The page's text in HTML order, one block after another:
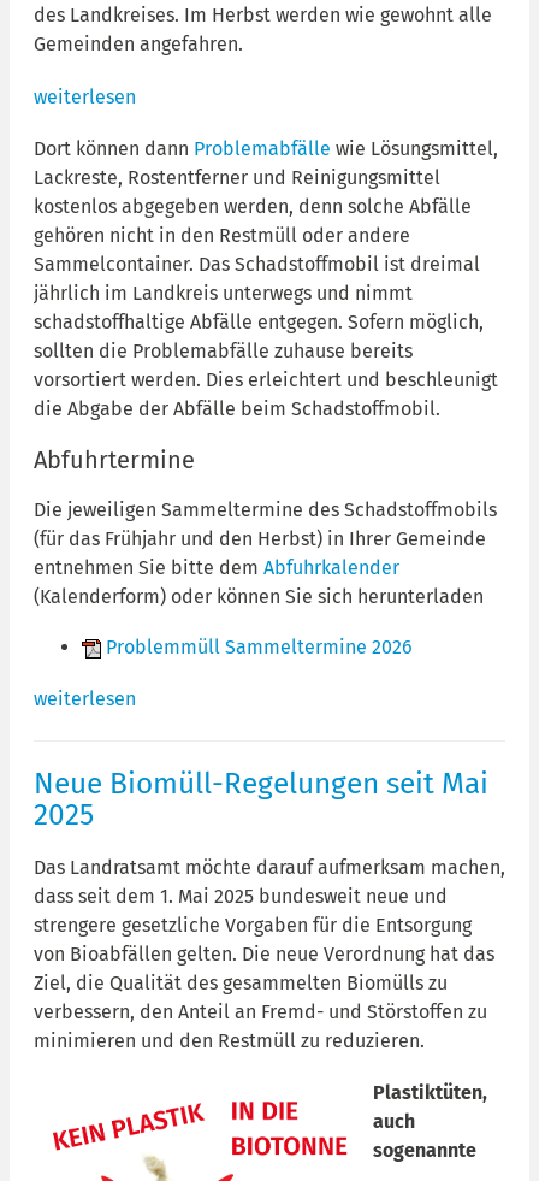
des Landkreises. Im Herbst werden wie gewohnt alle
Gemeinden angefahren.
weiterlesen
Dort können dann Problemabfälle wie Lösungsmittel,
Lackreste, Rostentferner und Reinigungsmittel
kostenlos abgegeben werden, denn solche Abfälle
gehören nicht in den Restmüll oder andere
Sammelcontainer. Das Schadstoffmobil ist dreimal
jährlich im Landkreis unterwegs und nimmt
schadstoffhaltige Abfälle entgegen. Sofern möglich,
sollten die Problemabfälle zuhause bereits
vorsortiert werden. Dies erleichtert und beschleunigt
die Abgabe der Abfälle beim Schadstoffmobil.
Abfuhrtermine
Die jeweiligen Sammeltermine des Schadstoffmobils
(für das Frühjahr und den Herbst) in Ihrer Gemeinde
entnehmen Sie bitte dem Abfuhrkalender
(Kalenderform) oder können Sie sich herunterladen
Problemmüll Sammeltermine 2026
weiterlesen
Neue Biomüll-Regelungen seit Mai
2025
Das Landratsamt möchte darauf aufmerksam machen,
dass seit dem 1. Mai 2025 bundesweit neue und
strengere gesetzliche Vorgaben für die Entsorgung
von Bioabfällen gelten. Die neue Verordnung hat das
Ziel, die Qualität des gesammelten Biomülls zu
verbessern, den Anteil an Fremd- und Störstoffen zu
minimieren und den Restmüll zu reduzieren.
Plastiktüten,
auch
sogenannte